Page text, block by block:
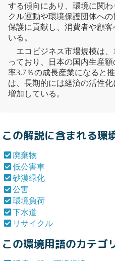
する傾向にあり、環境に関わ
クル運動や環境保護団体へ
保護に貢献し、消費者や顧
いる。
エコビジネス市場規模は、
っており、日本の国内生産
率3.7％の成長産業になると
は、長期的には経済の活性
増加している。
この解説に含まれる環
廃棄物
低公害車
砂漠緑化
公害
環境負荷
下水道
リサイクル
この環境用語のカテゴ